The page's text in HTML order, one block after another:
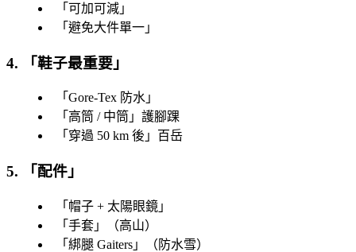
「 可加可減 」
「 避免大件單一 」
4. 「鞋子最重要 」
「 Gore-Tex 防水 」
「 高筒 / 中筒 」護腳踝
「 穿過 50 km 後 」百岳
5. 「 配件 」
「 帽子 + 太陽眼鏡 」
「 手套 」（高山）
「 綁腿 Gaiters 」（防水雪）